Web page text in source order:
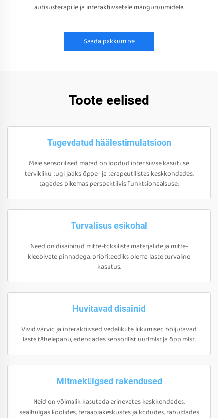
autisusterapiile ja interaktiivsetele mänguruumidele.
Saada pakkumine
Toote eelised
Tugevdatud häälestimulatsioon
Meie sensorilised matad on loodud intensiivse kasutuse
tervikliku tugi jaoks õppe- ja terapeutilistes keskkondades,
tagades pikemas perspektiivis funktsionaalsuse.
Turvalisus esikohal
Need on disainitud mitte-toksiliste materjalide ja mitte-
kleebivate pinnadega, prioriteediks olema laste turvaline
kasutus.
Huvitavad disainid
Vivid värvid ja interaktiivsed vedelikute liikumised hõljutavad
laste tähelepanu, edendades sensorilist uurimist ja õppimist.
Mitmekülgsed rakendused
Neid on võimalik kasutada erinevates keskkondades,
sealhulgas koolides, teraapiakeskustes ja kodudes, rahuldades